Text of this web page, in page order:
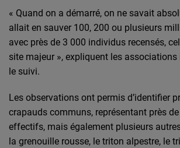
« Quand on a démarré, on ne savait
allait en sauver 100, 200 ou plusieurs
avec près de 3 000 individus recensés,
site majeur », expliquent les
le suivi.
Les observations ont permis d’identifier
crapauds communs, représentant près
effectifs, mais également plusieurs
la grenouille rousse, le triton alpestre, le